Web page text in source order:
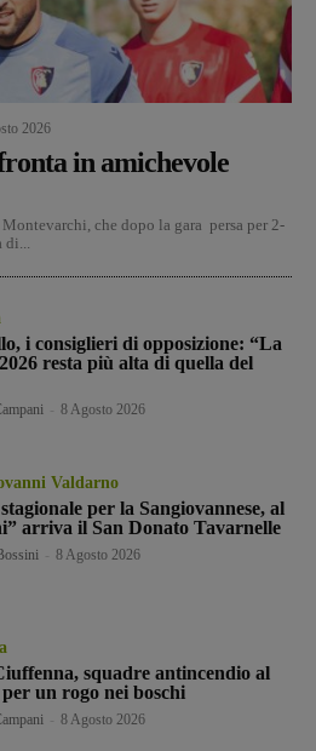
2026
in amichevole
che dopo la gara persa per 2-
i consiglieri di opposizione: “La
resta più alta di quella del
8 Agosto 2026
Valdarno
per la Sangiovannese, al
arriva il San Donato Tavarnelle
8 Agosto 2026
squadre antincendio al
un rogo nei boschi
8 Agosto 2026